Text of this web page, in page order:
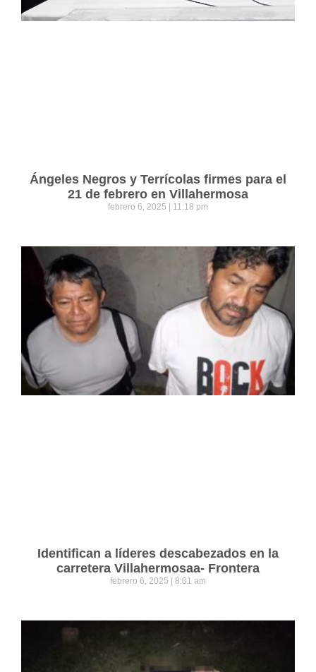
Ángeles Negros y Terrícolas firmes para el
21 de febrero en Villahermosa
febrero 6, 2025 11:18 pm
Identifican a líderes descabezados en la
carretera Villahermosaa- Frontera
febrero 6, 2025 8:01 am